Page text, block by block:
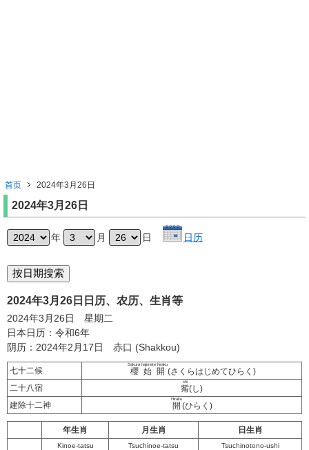
首页 2024年3月26日
2024年3月26日
年 月 日 日历
2024年3月26日日历、农历、生肖等
2024年3月26日 星期二
日本日历：令和6年
阴历：2024年2月17日 赤口 (Shakkou)
七十二候 櫻始開
Sakura hajimete hiraku
(さくらはじめてひらく)
二十八宿
觜
shi
(し)
建除十二神
開
Hiraku
(ひらく)
年生肖 月生肖 日生肖
Kinoe-tatsu
Tsuchinoe-tatsu
Tsuchinotono-ushi